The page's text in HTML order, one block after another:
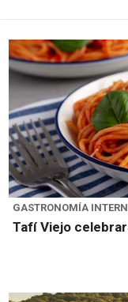
GASTRONOMÍA
Tafí Viejo